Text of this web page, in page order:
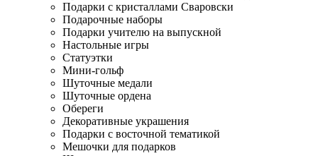
Подарки с кристаллами Сваровски
Подарочные наборы
Подарки учителю на выпускной
Настольные игры
Статуэтки
Мини-гольф
Шуточные медали
Шуточные ордена
Обереги
Декоративные украшения
Подарки с восточной тематикой
Мешочки для подарков